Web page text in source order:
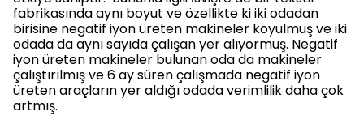
fabrikasında aynı boyut ve özellikte ki iki odadan
birisine negatif iyon üreten makineler koyulmuş ve iki
odada da aynı sayıda çalışan yer alıyormuş. Negatif
iyon üreten makineler bulunan oda da makineler
çalıştırılmış ve 6 ay süren çalışmada negatif iyon
üreten araçların yer aldığı odada verimlilik daha çok
artmış.